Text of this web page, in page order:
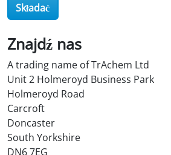
Składać
Znajdź nas
A trading name of TrAchem Ltd
Unit 2 Holmeroyd Business Park
Holmeroyd Road
Carcroft
Doncaster
South Yorkshire
DN6 7EG